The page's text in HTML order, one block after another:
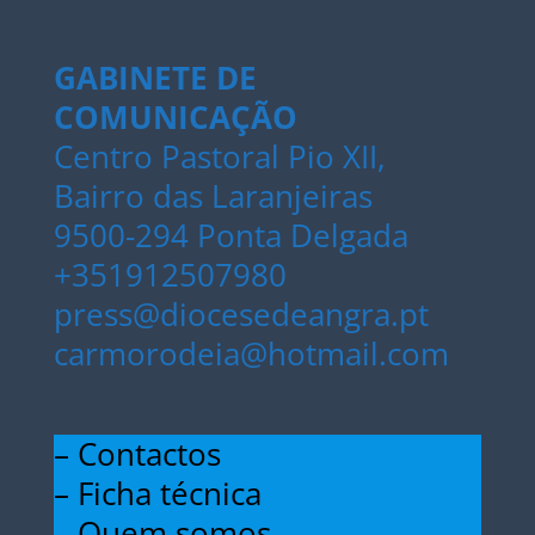
GABINETE DE
COMUNICAÇÃO
Centro Pastoral Pio XII,
Bairro das Laranjeiras
9500-294 Ponta Delgada
+351912507980
press@diocesedeangra.pt
carmorodeia@hotmail.com
– Contactos
– Ficha técnica